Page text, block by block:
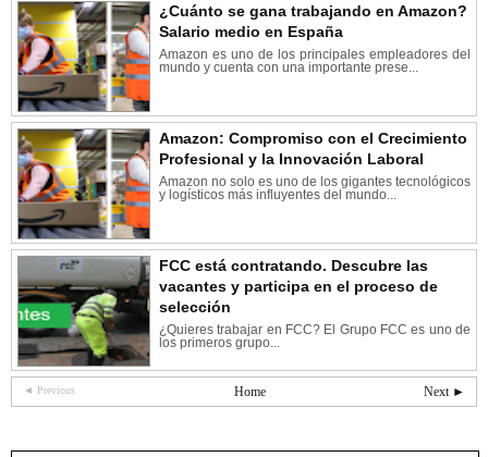
¿Cuánto se gana trabajando en Amazon?
Salario medio en España
Amazon es uno de los principales empleadores del
mundo y cuenta con una importante prese...
Amazon: Compromiso con el Crecimiento
Profesional y la Innovación Laboral
Amazon no solo es uno de los gigantes tecnológicos
y logísticos más influyentes del mundo...
FCC está contratando. Descubre las
vacantes y participa en el proceso de
selección
¿Quieres trabajar en FCC? El Grupo FCC es uno de
los primeros grupo...
◄ Previous Next ►
Home